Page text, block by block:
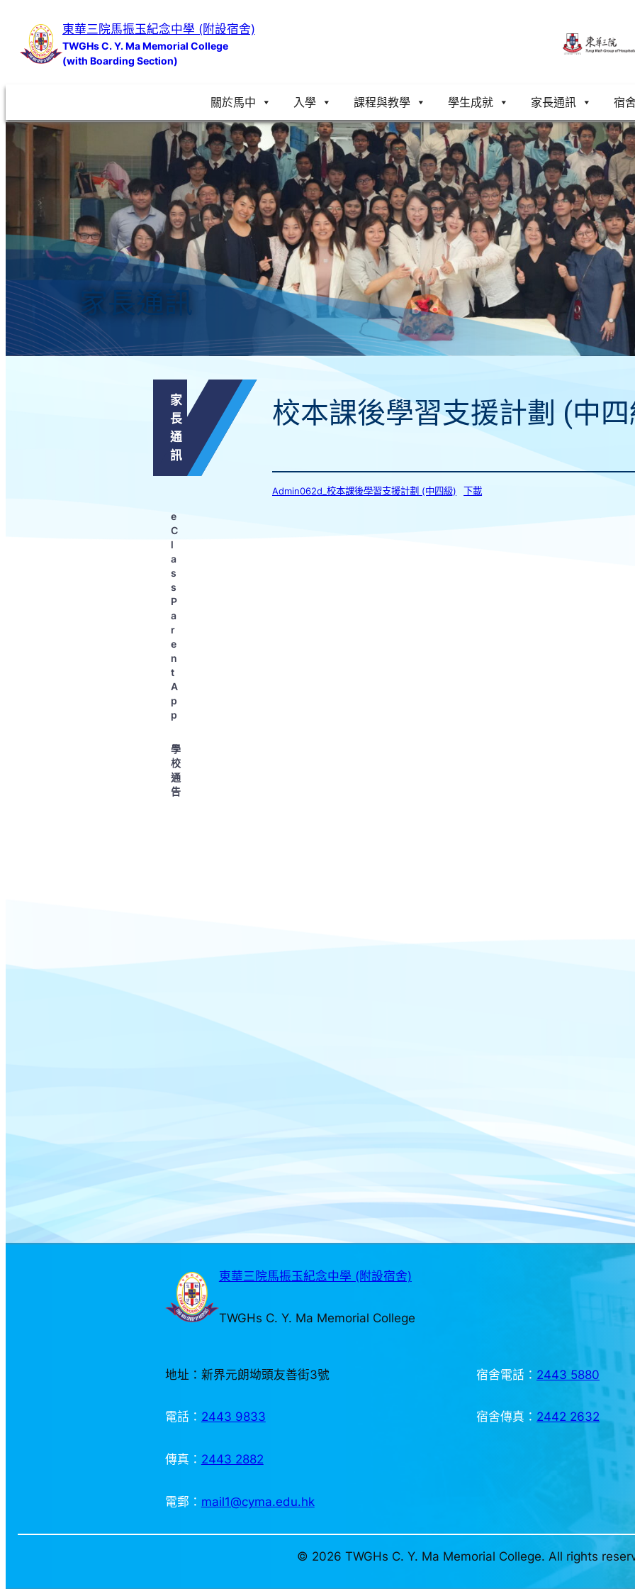
內
東華三院馬振玉紀念中學 (附設宿舍)
TWGHs C. Y. Ma Memorial College
(with Boarding Section)
關於馬中 入學 課程與教學 學生成就 家長通訊 宿
家長通訊
家
長
通
訊
e
C
l
a
s
s
P
a
r
e
n
t
A
p
p
學
校
通
告
校本課後學習支援計劃 (中
Admin062d_校本課後學習支援計劃 (中四級) 下載
東華三院馬振玉紀念中學 (附設宿舍)
TWGHs C. Y. Ma Memorial College
地址：新界元朗坳頭友善街3號
電話： 2443 9833
傳真： 2443 2882
電郵： mail1@cyma.edu.hk
宿舍電話： 2443 5880
宿舍傳真： 2442 2632
© 2026 TWGHs C. Y. Ma Memorial College. All rights